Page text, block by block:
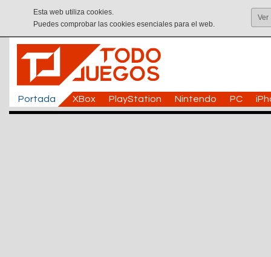
Esta web utiliza cookies.
Puedes comprobar las cookies esenciales para el web.
Ver
Portada XBox PlayStation Nintendo PC